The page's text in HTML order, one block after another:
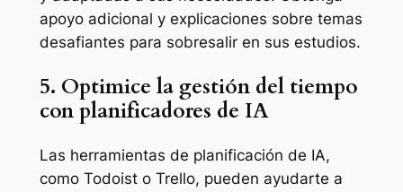
apoyo adicional y explicaciones sobre temas
desafiantes para sobresalir en sus estudios.
5. Optimice la gestión del tiempo
con planificadores de IA
Las herramientas de planificación de IA,
como Todoist o Trello, pueden ayudarte a